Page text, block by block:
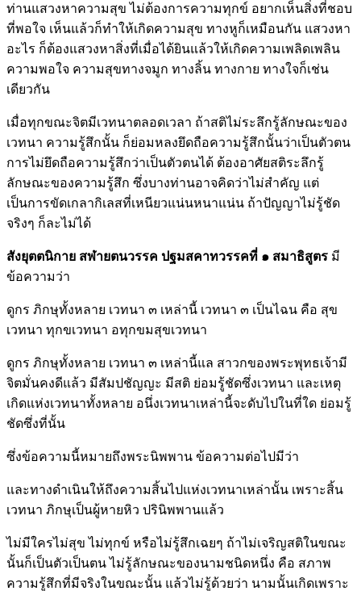
ท่านแสวงหาความสุข ไม่ต้องการความทุกข์ อยากเห็นสิ่งที่ชอบ
ที่พอใจ เห็นแล้วก็ทำให้เกิดความสุข ทางหูก็เหมือนกัน แสวงหา
อะไร ก็ต้องแสวงหาสิ่งที่เมื่อได้ยินแล้วให้เกิดความเพลิดเพลิน
ความพอใจ ความสุขทางจมูก ทางลิ้น ทางกาย ทางใจก็เช่น
เดียวกัน
เมื่อทุกขณะจิตมีเวทนาตลอดเวลา ถ้าสติไม่ระลึกรู้ลักษณะของ
เวทนา ความรู้สึกนั้น ก็ย่อมหลงยึดถือความรู้สึกนั้นว่าเป็นตัวตน
การไม่ยึดถือความรู้สึกว่าเป็นตัวตนได้ ต้องอาศัยสติระลึกรู้
ลักษณะของความรู้สึก ซึ่งบางท่านอาจคิดว่าไม่สำคัญ แต่
เป็นการขัดเกลากิเลสที่เหนียวแน่นหนาแน่น ถ้าปัญญาไม่รู้ชัด
จริงๆ ก็ละไม่ได้
สังยุตตนิกาย สฬายตนวรรค ปฐมสคาทวรรคที่ ๑ สมาธิสูตร มี
ข้อความว่า
ดูกร ภิกษุทั้งหลาย เวทนา ๓ เหล่านี้ เวทนา ๓ เป็นไฉน คือ สุข
เวทนา ทุกขเวทนา อทุกขมสุขเวทนา
ดูกร ภิกษุทั้งหลาย เวทนา ๓ เหล่านี้แล สาวกของพระพุทธเจ้ามี
จิตมั่นคงดีแล้ว มีสัมปชัญญะ มีสติ ย่อมรู้ชัดซึ่งเวทนา และเหตุ
เกิดแห่งเวทนาทั้งหลาย อนึ่งเวทนาเหล่านี้จะดับไปในที่ใด ย่อมรู้
ชัดซึ่งที่นั้น
ซึ่งข้อความนี้หมายถึงพระนิพพาน ข้อความต่อไปมีว่า
และทางดำเนินให้ถึงความสิ้นไปแห่งเวทนาเหล่านั้น เพราะสิ้น
เวทนา ภิกษุเป็นผู้หายหิว ปรินิพพานแล้ว
ไม่มีใครไม่สุข ไม่ทุกข์ หรือไม่รู้สึกเฉยๆ ถ้าไม่เจริญสติในขณะ
นั้นก็เป็นตัวเป็นตน ไม่รู้ลักษณะของนามชนิดหนึ่ง คือ สภาพ
ความรู้สึกที่มีจริงในขณะนั้น แล้วไม่รู้ด้วยว่า นามนั้นเกิดเพราะ